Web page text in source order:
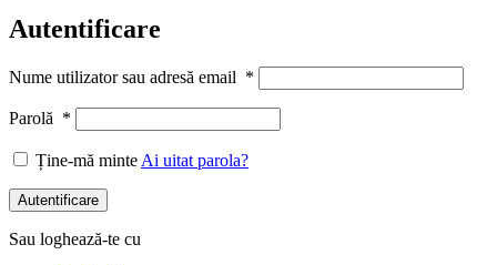
Autentificare
Nume utilizator sau adresă email *
Parolă *
Ține-mă minte Ai uitat parola?
Autentificare
Sau loghează-te cu